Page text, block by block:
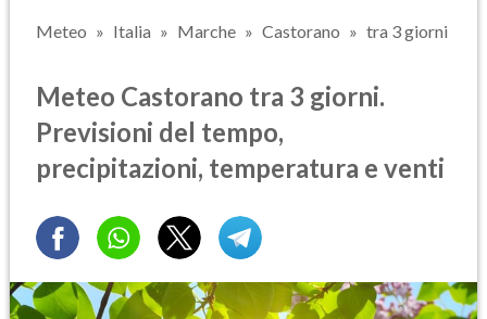
Meteo Italia Marche Castorano tra 3 giorni
Meteo Castorano tra 3 giorni.
Previsioni del tempo,
precipitazioni, temperatura e venti